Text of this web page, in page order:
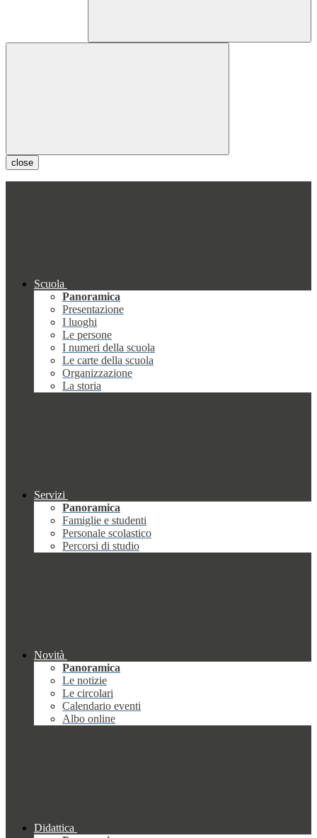
close
Scuola
Panoramica
Presentazione
I luoghi
Le persone
I numeri della scuola
Le carte della scuola
Organizzazione
La storia
Servizi
Panoramica
Famiglie e studenti
Personale scolastico
Percorsi di studio
Novità
Panoramica
Le notizie
Le circolari
Calendario eventi
Albo online
Didattica